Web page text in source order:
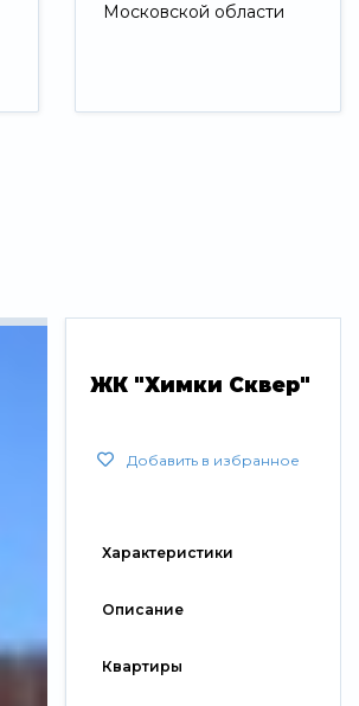
Московской области
ЖК "Химки Сквер"
Добавить в избранное
Характеристики
Описание
Квартиры